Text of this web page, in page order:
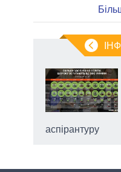
аспірантуру